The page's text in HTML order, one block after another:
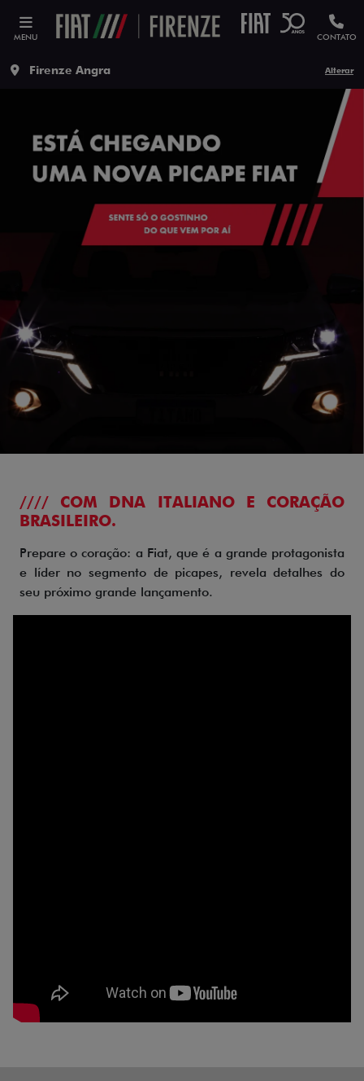
MENU CONTATO
Firenze Angra Alterar
//// COM DNA ITALIANO E CORAÇÃO
BRASILEIRO.
Prepare o coração: a Fiat, que é a grande protagonista
e líder no segmento de picapes, revela detalhes do
seu próximo grande lançamento.